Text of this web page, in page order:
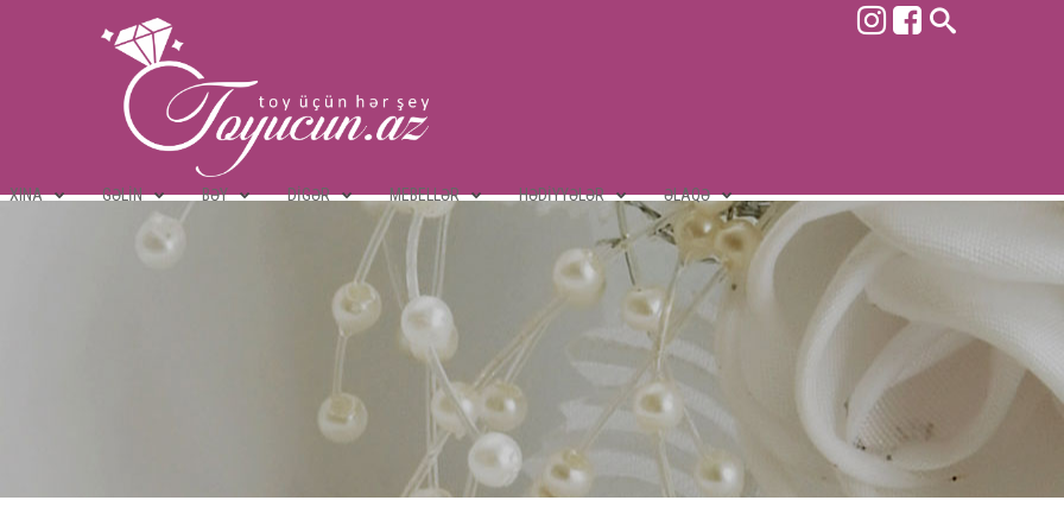
XINA GƏLIN BƏY DIGƏR MEBELLƏR HƏDIYYƏLƏR ƏLAQƏ